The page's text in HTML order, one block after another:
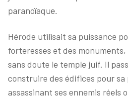
paranoïaque.
Hérode utilisait sa puissance
forteresses et des
sans doute le temple juif. Il
construire des édifices pour
assassinant ses ennemis réels